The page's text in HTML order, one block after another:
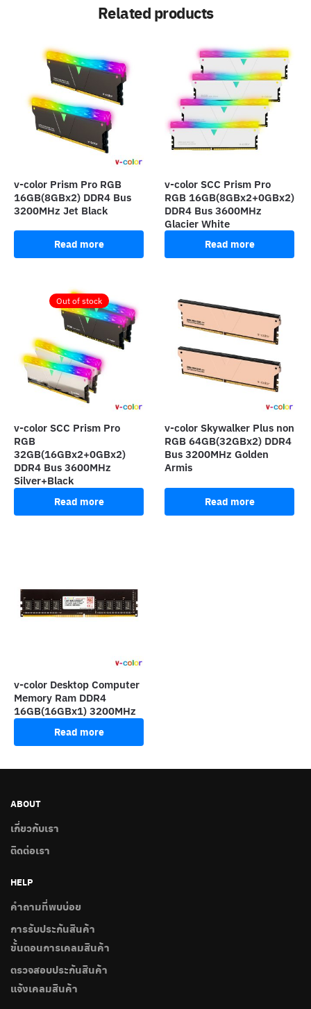
Related products
v-color Prism Pro RGB
16GB(8GBx2) DDR4 Bus
3200MHz Jet Black
Read more
v-color SCC Prism Pro
RGB 16GB(8GBx2+0GBx2)
DDR4 Bus 3600MHz
Glacier White
Read more
Out of stock
v-color SCC Prism Pro
RGB
32GB(16GBx2+0GBx2)
DDR4 Bus 3600MHz
Silver+Black
Read more
v-color Skywalker Plus non
RGB 64GB(32GBx2) DDR4
Bus 3200MHz Golden
Armis
Read more
v-color Desktop Computer
Memory Ram DDR4
16GB(16GBx1) 3200MHz
Read more
ABOUT
เกี่ยวกับเรา
ติดต่อเรา
HELP
คำถามที่พบบ่อย
การรับประกันสินค้า
ขั้นตอนการเคลมสินค้า
ตรวจสอบประกันสินค้า
แจ้งเคลมสินค้า